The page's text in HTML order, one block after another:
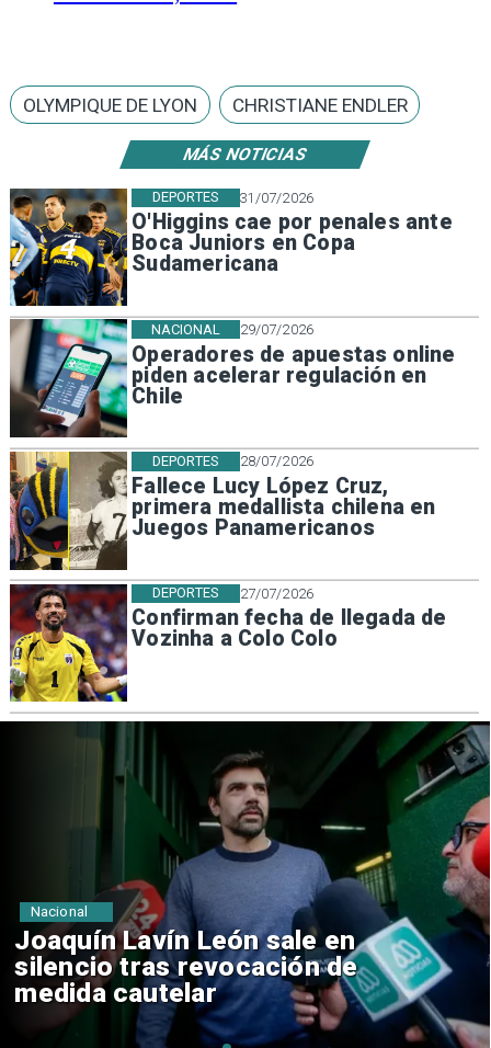
MÁS NOTICIAS
31/07/2026
O'Higgins cae por penales ante
Boca Juniors en Copa
Sudamericana
DEPORTES
29/07/2026
Operadores de apuestas online
piden acelerar regulación en
Chile
NACIONAL
28/07/2026
Fallece Lucy López Cruz,
primera medallista chilena en
Juegos Panamericanos
DEPORTES
27/07/2026
Confirman fecha de llegada de
Vozinha a Colo Colo
DEPORTES
OLYMPIQUE DE LYON CHRISTIANE ENDLER
Chile y Venezuela formalizan
reinicio de relaciones
consulares
Nacional